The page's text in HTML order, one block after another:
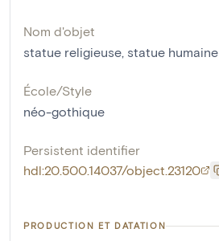
Nom d'objet
statue religieuse, statue humaine
École/Style
néo-gothique
Persistent identifier
hdl:20.500.14037/object.23120
PRODUCTION ET DATATION